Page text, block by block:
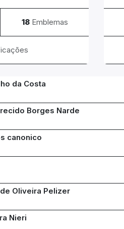
18 Emblemas
da Costa
Borges Narde
canonico
Oliveira Pelizer
Nieri